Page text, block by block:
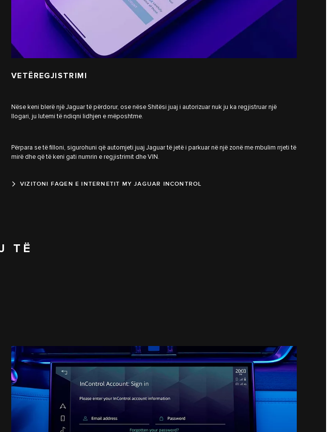
VETËREGJISTRIMI
Nëse keni blerë një Jaguar të përdorur, ose nëse Shitësi juaj i autorizuar nuk ju ka regjistruar një
llogari, ju lutemi të ndiqni lidhjen e mëposhtme.
Përpara se të filloni, sigurohuni që automjeti juaj Jaguar të jetë i parkuar në një zonë me mbulim rrjeti të
mirë dhe që të keni gati numrin e regjistrimit dhe VIN.
VIZITONI FAQEN E INTERNETIT MY JAGUAR INCONTROL
TË